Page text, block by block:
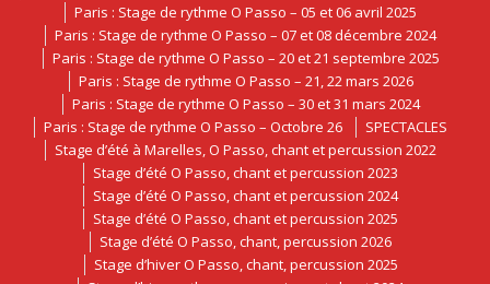
Paris : Stage de rythme O Passo – 05 et 06 avril 2025
Paris : Stage de rythme O Passo – 07 et 08 décembre 2024
Paris : Stage de rythme O Passo – 20 et 21 septembre 2025
Paris : Stage de rythme O Passo – 21, 22 mars 2026
Paris : Stage de rythme O Passo – 30 et 31 mars 2024
Paris : Stage de rythme O Passo – Octobre 26
SPECTACLES
Stage d’été à Marelles, O Passo, chant et percussion 2022
Stage d’été O Passo, chant et percussion 2023
Stage d’été O Passo, chant et percussion 2024
Stage d’été O Passo, chant et percussion 2025
Stage d’été O Passo, chant, percussion 2026
Stage d’hiver O Passo, chant, percussion 2025